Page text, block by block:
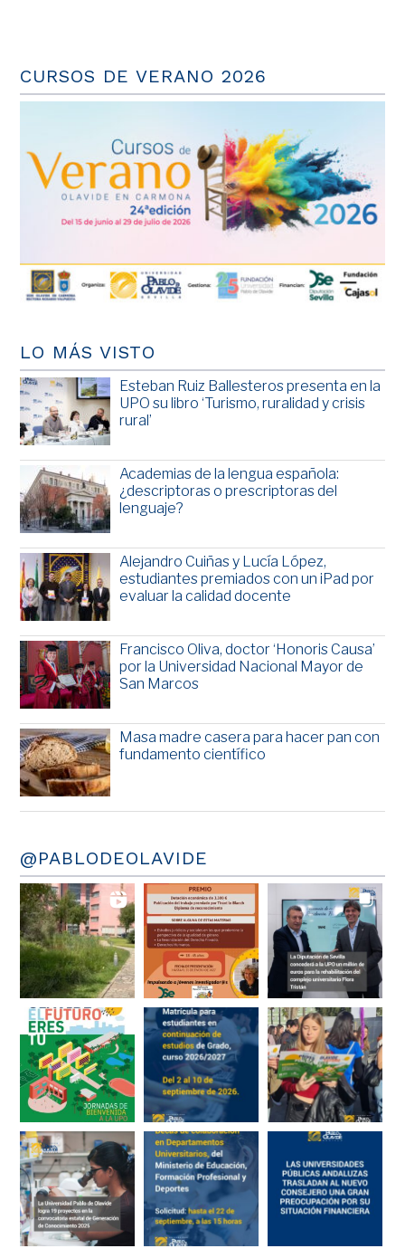
CURSOS DE VERANO 2026
LO MÁS VISTO
Esteban Ruiz Ballesteros presenta en la
UPO su libro ‘Turismo, ruralidad y crisis
rural’
Academias de la lengua española:
¿descriptoras o prescriptoras del
lenguaje?
Alejandro Cuiñas y Lucía López,
estudiantes premiados con un iPad por
evaluar la calidad docente
Francisco Oliva, doctor ‘Honoris Causa’
por la Universidad Nacional Mayor de
San Marcos
Masa madre casera para hacer pan con
fundamento científico
@PABLODEOLAVIDE